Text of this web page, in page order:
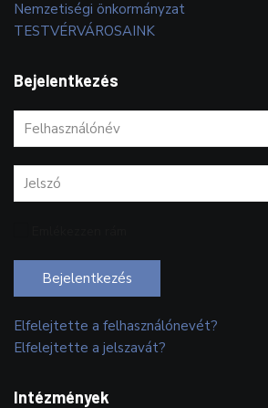
Nemzetiségi önkormányzat
TESTVÉRVÁROSAINK
Bejelentkezés
Bejelentkezés
Elfelejtette a felhasználónevét?
Elfelejtette a jelszavát?
Intézmények